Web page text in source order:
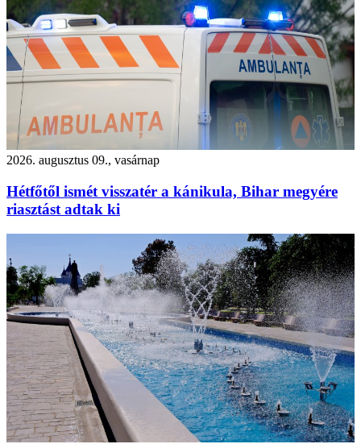
2026. augusztus 09., vasárnap
Hétfőtől ismét visszatér a kánikula, Bihar megyére
riasztást adtak ki